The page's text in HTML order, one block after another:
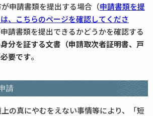
申請書類を提出する場合（申請書類を提
、こちらのページを確認してくださ
請書類を提出できるかどうかを確認する
分を証する文書（申請取次者証明書、戸
要です。
請
の真にやむをえない事情等により、「短